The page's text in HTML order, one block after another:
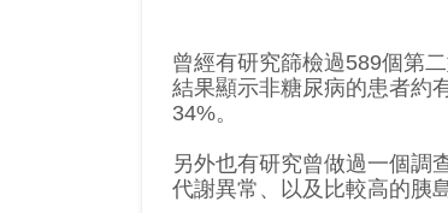
曾經有研究篩檢過589個第
結果顯示非糖尿病的患者約
34%。
另外也有研究曾做過一個調
代謝異常、以及比較高的胰